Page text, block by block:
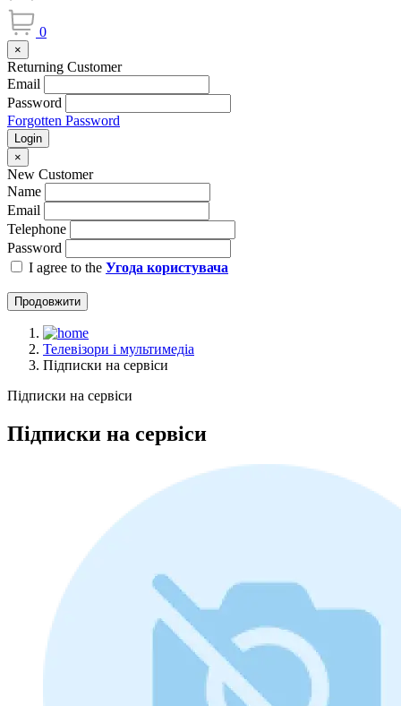
0
×
Returning Customer
Email
Password
Forgotten Password
Login
×
New Customer
Name
Email
Telephone
Password
I agree to the Угода користувача
Продовжити
Телевізори і мультимедіа
Підписки на сервіси
Підписки на сервіси
Підписки на сервіси